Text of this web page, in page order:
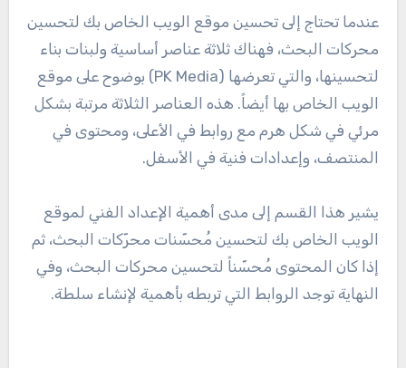
عندما تحتاج إلى تحسين موقع الويب الخاص بك لتحسين
محركات البحث، فهناك ثلاثة عناصر أساسية ولبنات بناء
لتحسينها، والتي تعرضها (PK Media) بوضوح على موقع
الويب الخاص بها أيضاً. هذه العناصر الثلاثة مرتبة بشكل
مرئي في شكل هرم مع روابط في الأعلى، ومحتوى في
المنتصف، وإعدادات فنية في الأسفل.
يشير هذا القسم إلى مدى أهمية الإعداد الفني لموقع
الويب الخاص بك لتحسين مُحسّنات محرّكات البحث، ثم
إذا كان المحتوى مُحسّناً لتحسين محركات البحث، وفي
النهاية توجد الروابط التي تربطه بأهمية لإنشاء سلطة.